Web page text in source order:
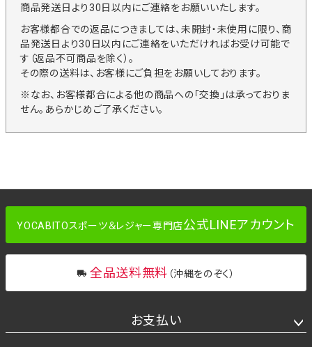
商品発送日より30日以内にご連絡をお願いいたします。
お客様都合での返品につきましては、未開封・未使用に限り、商
品発送日より30日以内にご連絡をいただければお受け可能で
す（返品不可商品を除く）。
その際の送料は、お客様にご負担をお願いしております。
※なお、お客様都合による他の商品への「交換」は承っておりま
せん。あらかじめご了承ください。
YOCABITOスポーツ＆レジャー専門店公式LINEアカウント
全品送料無料 （沖縄をのぞく）
お支払い